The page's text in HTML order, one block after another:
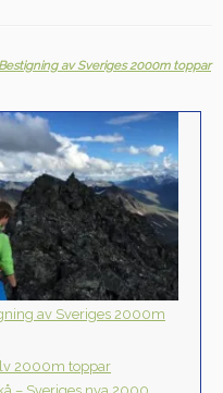
av Sveriges 2000m toppar
av Sveriges 2000m
2000m toppar